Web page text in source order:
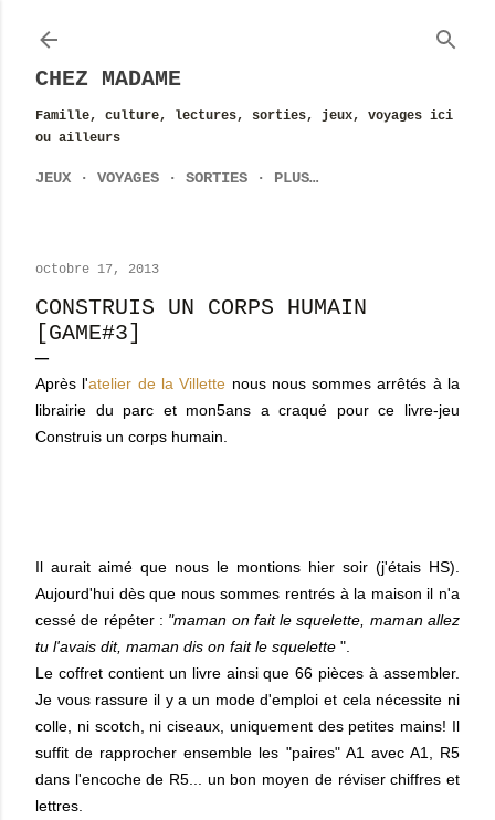
CHEZ MADAME
Famille, culture, lectures, sorties, jeux, voyages ici
ou ailleurs
JEUX VOYAGES SORTIES PLUS…
octobre 17, 2013
CONSTRUIS UN CORPS HUMAIN
[GAME#3]
Après l'atelier de la Villette nous nous sommes arrêtés à la
librairie du parc et mon5ans a craqué pour ce livre-jeu
Construis un corps humain.
Il aurait aimé que nous le montions hier soir (j'étais HS).
Aujourd'hui dès que nous sommes rentrés à la maison il n'a
cessé de répéter : "maman on fait le squelette, maman allez
tu l'avais dit, maman dis on fait le squelette ".
Le coffret contient un livre ainsi que 66 pièces à assembler.
Je vous rassure il y a un mode d'emploi et cela nécessite ni
colle, ni scotch, ni ciseaux, uniquement des petites mains! Il
suffit de rapprocher ensemble les "paires" A1 avec A1, R5
dans l'encoche de R5... un bon moyen de réviser chiffres et
lettres.